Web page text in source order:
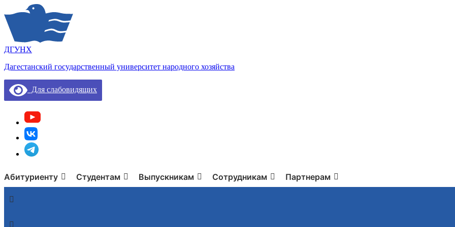
ДГУНХ
Дагестанский государственный университет народного хозяйства
Для слабовидящих
Абитуриенту Студентам Выпускникам Сотрудникам Партнерам